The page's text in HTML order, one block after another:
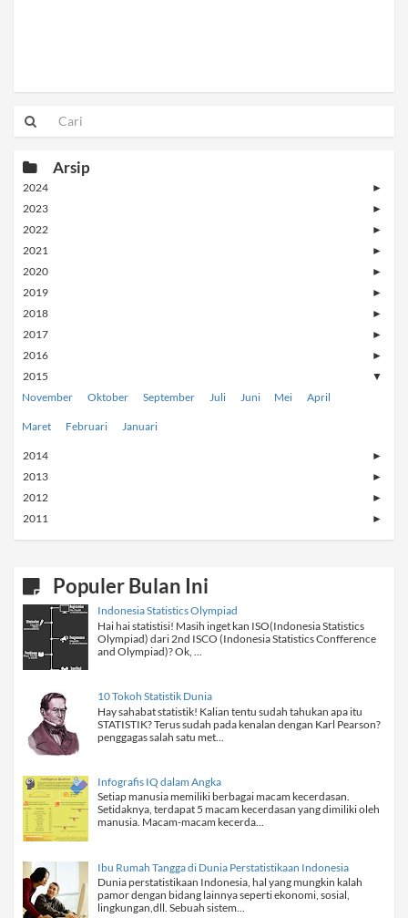
Arsip
2024 ►
2023 ►
2022 ►
2021 ►
2020 ►
2019 ►
2018 ►
2017 ►
2016 ►
2015 ▼
November Oktober September Juli Juni Mei April
Maret Februari Januari
2014 ►
2013 ►
2012 ►
2011 ►
Populer Bulan Ini
Indonesia Statistics Olympiad
Hai hai statistisi! Masih inget kan ISO(Indonesia Statistics
Olympiad) dari 2nd ISCO (Indonesia Statistics Confference
and Olympiad)? Ok, ...
10 Tokoh Statistik Dunia
Hay sahabat statistik! Kalian tentu sudah tahukan apa itu
STATISTIK? Terus sudah pada kenalan dengan Karl Pearson?
penggagas salah satu met...
Infografis IQ dalam Angka
Setiap manusia memiliki berbagai macam kecerdasan.
Setidaknya, terdapat 5 macam kecerdasan yang dimiliki oleh
manusia. Macam-macam kecerda...
Ibu Rumah Tangga di Dunia Perstatistikaan Indonesia
Dunia perstatistikaan Indonesia, hal yang mungkin kalah
pamor dengan bidang lainnya seperti ekonomi, sosial,
lingkungan,dll. Sebuah sistem...